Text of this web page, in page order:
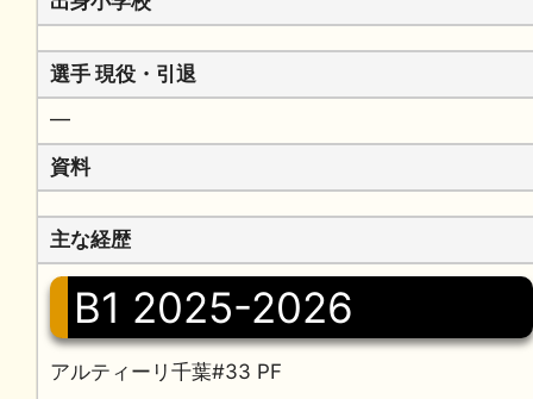
選手 現役・引退
━
資料
主な経歴
B1 2025-2026
アルティーリ千葉#33 PF